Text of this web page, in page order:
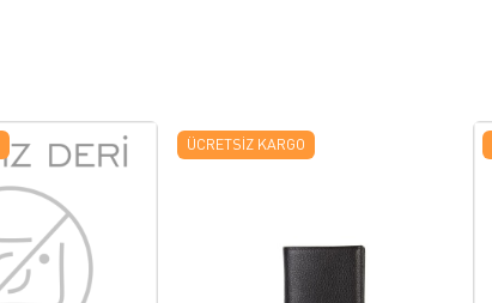
ÜCRETSIZ KARGO